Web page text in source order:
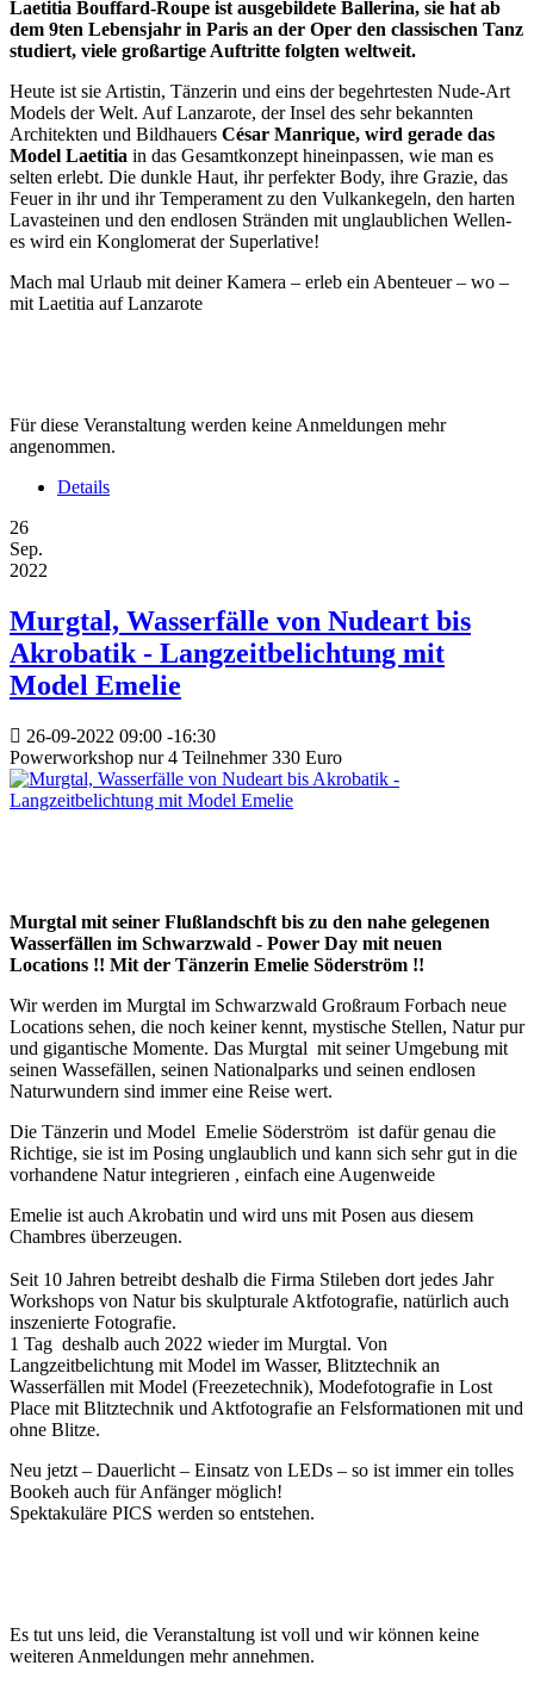
Laetitia Bouffard-Roupe ist ausgebildete Ballerina, sie hat ab
dem 9ten Lebensjahr in Paris an der Oper den classischen Tanz
studiert, viele großartige Auftritte folgten weltweit.
Heute ist sie Artistin, Tänzerin und eins der begehrtesten Nude-Art
Models der Welt. Auf Lanzarote, der Insel des sehr bekannten
Architekten und Bildhauers César Manrique, wird gerade das
Model Laetitia in das Gesamtkonzept hineinpassen, wie man es
selten erlebt. Die dunkle Haut, ihr perfekter Body, ihre Grazie, das
Feuer in ihr und ihr Temperament zu den Vulkankegeln, den harten
Lavasteinen und den endlosen Stränden mit unglaublichen Wellen-
es wird ein Konglomerat der Superlative!
Mach mal Urlaub mit deiner Kamera – erleb ein Abenteuer – wo –
mit Laetitia auf Lanzarote
Für diese Veranstaltung werden keine Anmeldungen mehr
angenommen.
Details
26
Sep.
2022
Murgtal, Wasserfälle von Nudeart bis
Akrobatik - Langzeitbelichtung mit
Model Emelie
26-09-2022 09:00 -16:30
Powerworkshop nur 4 Teilnehmer 330 Euro
Murgtal mit seiner Flußlandschft bis zu den nahe gelegenen
Wasserfällen im Schwarzwald - Power Day mit neuen
Locations !! Mit der Tänzerin Emelie Söderström !!
Wir werden im Murgtal im Schwarzwald Großraum Forbach neue
Locations sehen, die noch keiner kennt, mystische Stellen, Natur pur
und gigantische Momente. Das Murgtal mit seiner Umgebung mit
seinen Wassefällen, seinen Nationalparks und seinen endlosen
Naturwundern sind immer eine Reise wert.
Die Tänzerin und Model Emelie Söderström ist dafür genau die
Richtige, sie ist im Posing unglaublich und kann sich sehr gut in die
vorhandene Natur integrieren , einfach eine Augenweide
Emelie ist auch Akrobatin und wird uns mit Posen aus diesem
Chambres überzeugen.
Seit 10 Jahren betreibt deshalb die Firma Stileben dort jedes Jahr
Workshops von Natur bis skulpturale Aktfotografie, natürlich auch
inszenierte Fotografie.
1 Tag deshalb auch 2022 wieder im Murgtal. Von
Langzeitbelichtung mit Model im Wasser, Blitztechnik an
Wasserfällen mit Model (Freezetechnik), Modefotografie in Lost
Place mit Blitztechnik und Aktfotografie an Felsformationen mit und
ohne Blitze.
Neu jetzt – Dauerlicht – Einsatz von LEDs – so ist immer ein tolles
Bookeh auch für Anfänger möglich!
Spektakuläre PICS werden so entstehen.
Es tut uns leid, die Veranstaltung ist voll und wir können keine
weiteren Anmeldungen mehr annehmen.